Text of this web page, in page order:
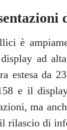
è
ad
estesa da
e il
ma
rilascio di